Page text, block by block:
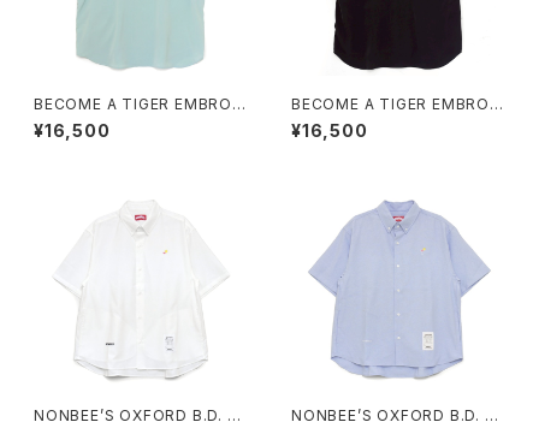
BECOME A TIGER EMBROI
DERED HALFSLEEVE SHIRT
S light-blue
¥16,500
BECOME A TIGER EMBROI
DERED HALFSLEEVE SHIRT
S black
¥16,500
NONBEE’S OXFORD B.D. H
NONBEE’S OXFORD B.D. H